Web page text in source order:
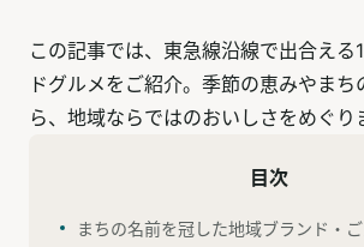
この記事では、東急線沿線で出合える
ドグルメをご紹介。季節の恵みやま
ら、地域ならではのおいしさをめぐり
目次
まちの名前を冠した地域ブランド・